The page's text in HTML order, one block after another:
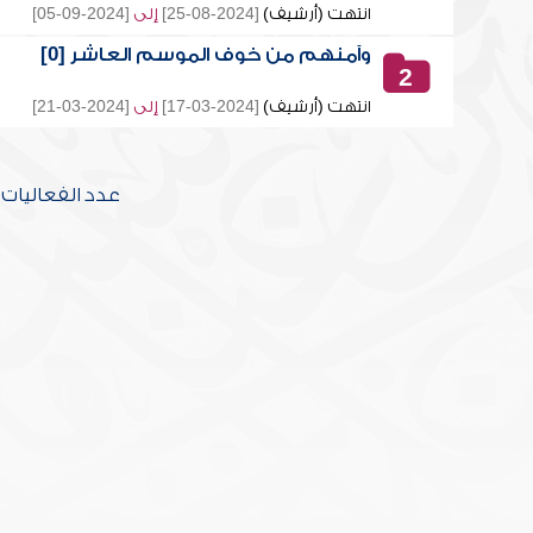
انتهت (أرشيف) [2024-08-25] إلى [2024-09-05]
2
وآمنهم من خوف الموسم العاشر [0]
انتهت (أرشيف) [2024-03-17] إلى [2024-03-21]
عدد الفعاليات [2] تحتوي على [20]